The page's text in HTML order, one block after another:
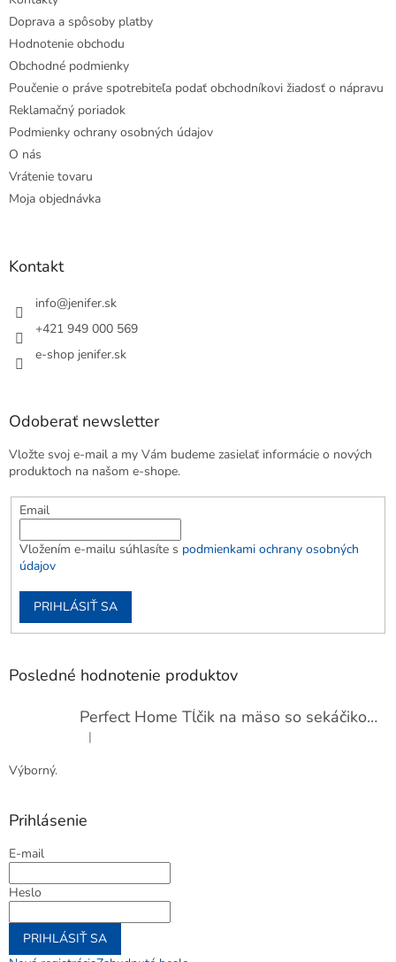
Doprava a spôsoby platby
Hodnotenie obchodu
Obchodné podmienky
Poučenie o práve spotrebiteľa podať obchodníkovi žiadosť o nápravu
Reklamačný poriadok
Podmienky ochrany osobných údajov
O nás
Vrátenie tovaru
Moja objednávka
Kontakt
info@jenifer.sk
+421 949 000 569
e-shop jenifer.sk
Odoberať newsletter
Vložte svoj e-mail a my Vám budeme zasielať informácie o nových
produktoch na našom e-shope.
Email
Vložením e-mailu súhlasíte s podmienkami ochrany osobných
údajov
PRIHLÁSIŤ SA
Posledné hodnotenie produktov
Perfect Home Tĺčik na mäso so sekáčikom, 56893
Hodnotenie produktu je 5 z 5 hviezdičiek.
|
Výborný.
Prihlásenie
E-mail
Heslo
PRIHLÁSIŤ SA